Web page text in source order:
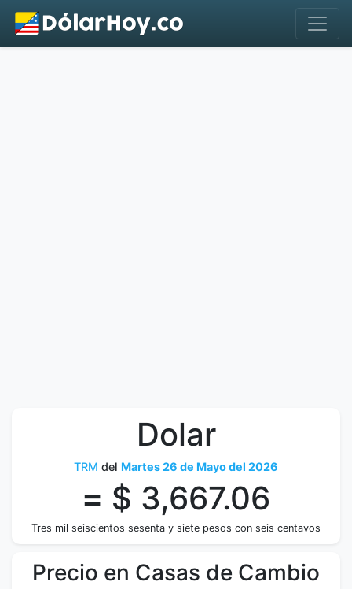
Dolar
TRM del Martes 26 de Mayo del 2026
= $ 3,667.06
Tres mil seiscientos sesenta y siete pesos con seis centavos
Precio en Casas de Cambio